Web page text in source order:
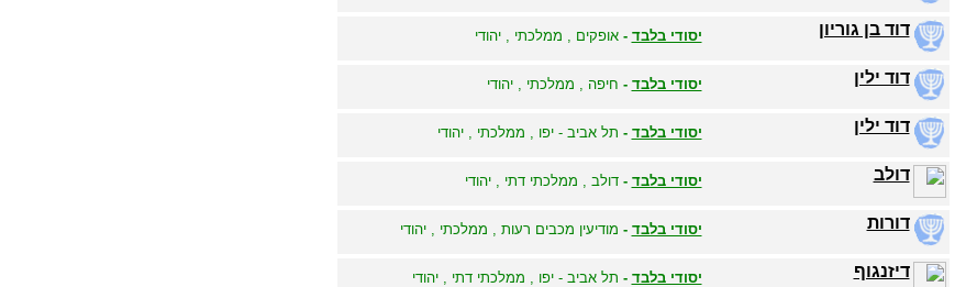
דוד בן גוריון יסודי בלבד -אופקים , ממלכתי , יהודי
דוד ילין יסודי בלבד - חיפה , ממלכתי , יהודי
דוד ילין יסודי בלבד - תל אביב - יפו , ממלכתי , יהודי
דולב יסודי בלבד -דולב , ממלכתי דתי , יהודי
דורות יסודי בלבד - מודיעין מכבים רעות , ממלכתי , יהודי
דיזנגוף יסודי בלבד - תל אביב - יפו , ממלכתי דתי , יהודי